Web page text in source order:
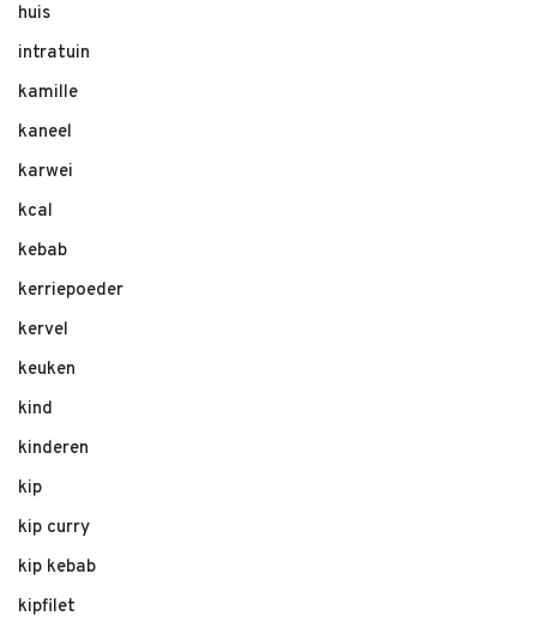
huis
intratuin
kamille
kaneel
karwei
kcal
kebab
kerriepoeder
kervel
keuken
kind
kinderen
kip
kip curry
kip kebab
kipfilet